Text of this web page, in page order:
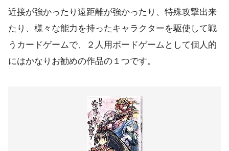
近接が強かったり遠距離が強かったり、特殊攻撃出来
たり、様々な能力を持ったキャラクターを駆使して戦
うカードゲームで、２人用ボードゲームとして個人的
にはかなりお勧めの作品の１つです。